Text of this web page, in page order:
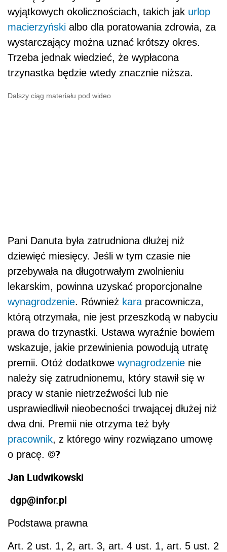
wyjątkowych okolicznościach, takich jak urlop
macierzyński albo dla poratowania zdrowia, za
wystarczający można uznać krótszy okres.
Trzeba jednak wiedzieć, że wypłacona
trzynastka będzie wtedy znacznie niższa.
Dalszy ciąg materiału pod wideo
Pani Danuta była zatrudniona dłużej niż
dziewięć miesięcy. Jeśli w tym czasie nie
przebywała na długotrwałym zwolnieniu
lekarskim, powinna uzyskać proporcjonalne
wynagrodzenie. Również kara pracownicza,
którą otrzymała, nie jest przeszkodą w nabyciu
prawa do trzynastki. Ustawa wyraźnie bowiem
wskazuje, jakie przewinienia powodują utratę
premii. Otóż dodatkowe wynagrodzenie nie
należy się zatrudnionemu, który stawił się w
pracy w stanie nietrzeźwości lub nie
usprawiedliwił nieobecności trwającej dłużej niż
dwa dni. Premii nie otrzyma też były
pracownik, z którego winy rozwiązano umowę
o pracę. ©?
Jan Ludwikowski
dgp@infor.pl
Podstawa prawna
Art. 2 ust. 1, 2, art. 3, art. 4 ust. 1, art. 5 ust. 2